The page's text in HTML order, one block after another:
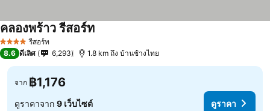
4 ดาว รีสอร์ท
คลองพร้าว รีสอร์ทดูราคา
8.6 ดีเลิศ 6,293 1.8 km ถึง บ้านช้างไทย
จาก ฿1,176
ดูราคาจาก 9 เว็บไซต์ ดูราคา